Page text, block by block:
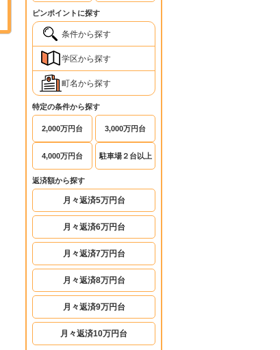
ピンポイントに探す
条件から探す
学区から探す
町名から探す
特定の条件から探す
2,000万円台 3,000万円台
4,000万円台 駐車場２台以上
返済額から探す
月々返済5万円台
月々返済6万円台
月々返済7万円台
月々返済8万円台
月々返済9万円台
月々返済10万円台